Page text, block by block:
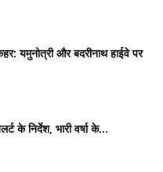
यमुनोत्री और बदरीनाथ हाईवे पर
के निर्देश, भारी वर्षा के...